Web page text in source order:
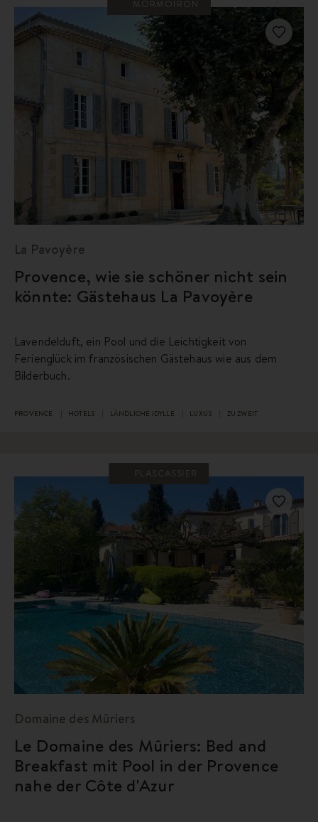
MORMOIRON
La Pavoyère
Provence, wie sie schöner nicht sein
könnte: Gästehaus La Pavoyère
Lavendelduft, ein Pool und die Leichtigkeit von
Ferienglück im französischen Gästehaus wie aus dem
Bilderbuch.
PROVENCE HOTELS LÄNDLICHE IDYLLE LUXUS ZU ZWEIT
PLASCASSIER
Domaine des Mûriers
Le Domaine des Mûriers: Bed and
Breakfast mit Pool in der Provence
nahe der Côte d'Azur